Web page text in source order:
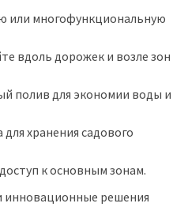
или многофункциональную
вдоль дорожек и возле зон
полив для экономии воды и
хранения садового
к основным зонам.
инновационные решения